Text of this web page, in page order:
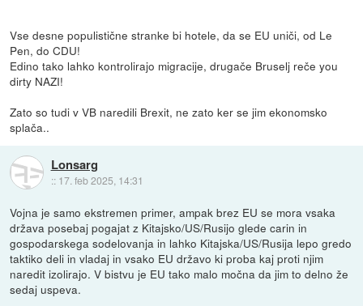
Vse desne populistične stranke bi hotele, da se EU uniči, od Le
Pen, do CDU!
Edino tako lahko kontrolirajo migracije, drugače Bruselj reče you
dirty NAZI!
Zato so tudi v VB naredili Brexit, ne zato ker se jim ekonomsko
splača..
Lonsarg
:: 17. feb 2025, 14:31
Vojna je samo ekstremen primer, ampak brez EU se mora vsaka
država posebaj pogajat z Kitajsko/US/Rusijo glede carin in
gospodarskega sodelovanja in lahko Kitajska/US/Rusija lepo gredo
taktiko deli in vladaj in vsako EU državo ki proba kaj proti njim
naredit izolirajo. V bistvu je EU tako malo močna da jim to delno že
sedaj uspeva.